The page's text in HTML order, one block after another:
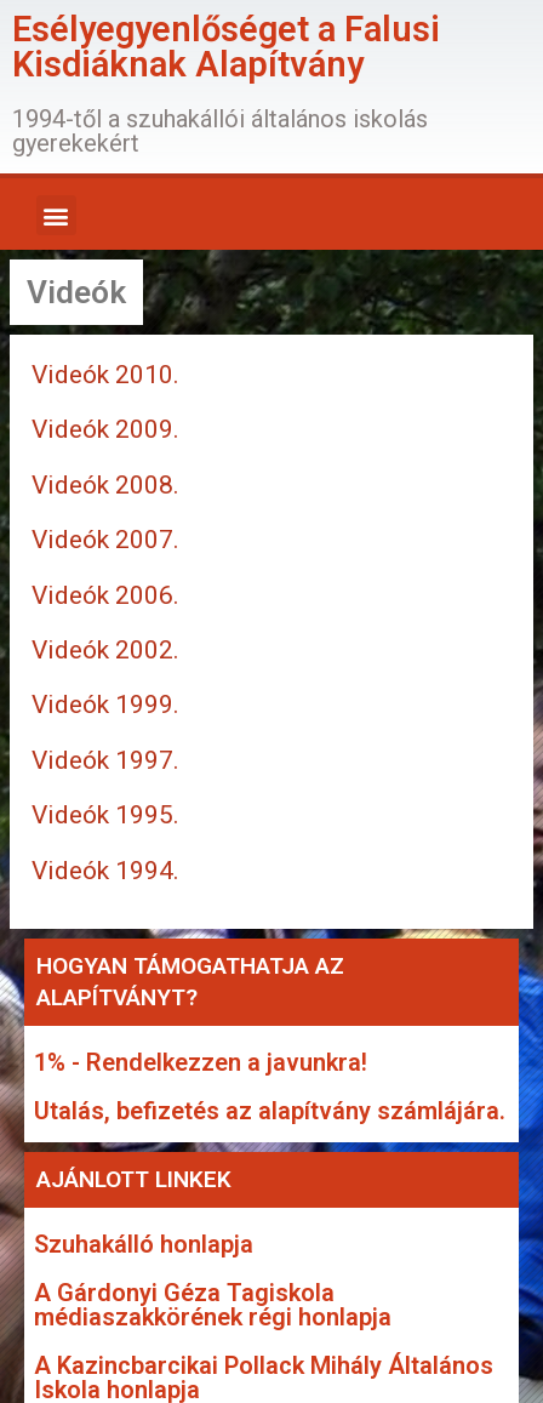
Esélyegyenlőséget a Falusi
Kisdiáknak Alapítvány
1994-től a szuhakállói általános iskolás
gyerekekért
Videók
Videók 2010.
Videók 2009.
Videók 2008.
Videók 2007.
Videók 2006.
Videók 2002.
Videók 1999.
Videók 1997.
Videók 1995.
Videók 1994.
HOGYAN TÁMOGATHATJA AZ
ALAPÍTVÁNYT?
1% - Rendelkezzen a javunkra!
Utalás, befizetés az alapítvány számlájára.
AJÁNLOTT LINKEK
Szuhakálló honlapja
A Gárdonyi Géza Tagiskola
médiaszakkörének régi honlapja
A Kazincbarcikai Pollack Mihály Általános
Iskola honlapja